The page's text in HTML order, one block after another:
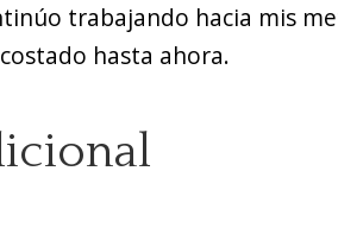
trabajando hacia mis
hasta ahora.